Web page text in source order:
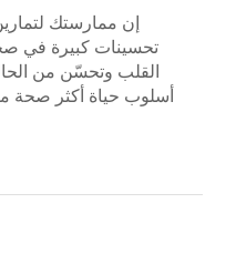
إن ممارستك
تحسينات كبيرة في
القلب وتحسّن من
أسلوب حياة أكثر صحة